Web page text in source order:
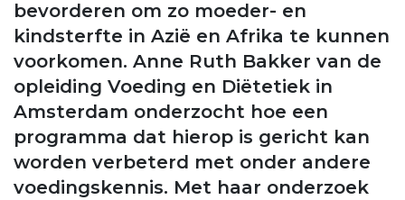
bevorderen om zo moeder- en
kindsterfte in Azië en Afrika te kunnen
voorkomen. Anne Ruth Bakker van de
opleiding Voeding en Diëtetiek in
Amsterdam onderzocht hoe een
programma dat hierop is gericht kan
worden verbeterd met onder andere
voedingskennis. Met haar onderzoek